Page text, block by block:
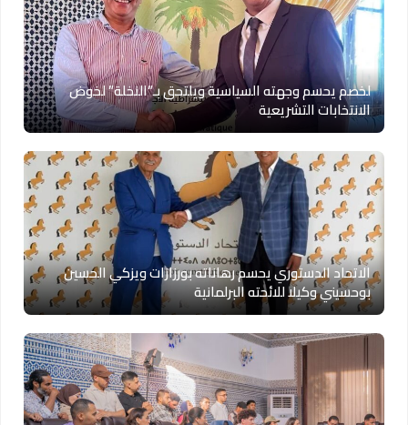
لخصم يحسم وجهته السياسية ويلتحق بـ”النخلة” لخوض
الانتخابات التشريعية
الاتحاد الدستوري يحسم رهاناته بورزازات ويزكي الحسين
بوحسيني وكيلا للائحته البرلمانية